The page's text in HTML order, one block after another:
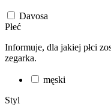
Davosa
Płeć
Informuje, dla jakiej płci
zegarka.
męski
Styl